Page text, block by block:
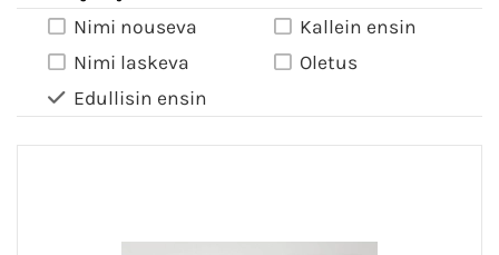
Nimi nouseva
Nimi laskeva
Edullisin ensin
Kallein ensin
Oletus